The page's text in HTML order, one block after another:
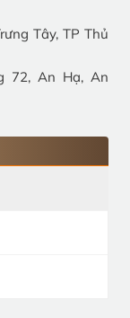
Tây, TP Thủ
72, An Hạ, An